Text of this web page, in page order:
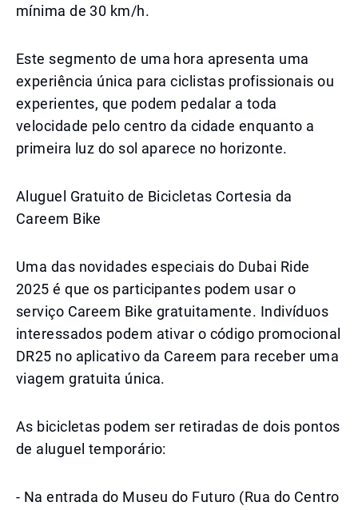
mínima de 30 km/h.
Este segmento de uma hora apresenta uma
experiência única para ciclistas profissionais ou
experientes, que podem pedalar a toda
velocidade pelo centro da cidade enquanto a
primeira luz do sol aparece no horizonte.
Aluguel Gratuito de Bicicletas Cortesia da
Careem Bike
Uma das novidades especiais do Dubai Ride
2025 é que os participantes podem usar o
serviço Careem Bike gratuitamente. Indivíduos
interessados podem ativar o código promocional
DR25 no aplicativo da Careem para receber uma
viagem gratuita única.
As bicicletas podem ser retiradas de dois pontos
de aluguel temporário:
- Na entrada do Museu do Futuro (Rua do Centro